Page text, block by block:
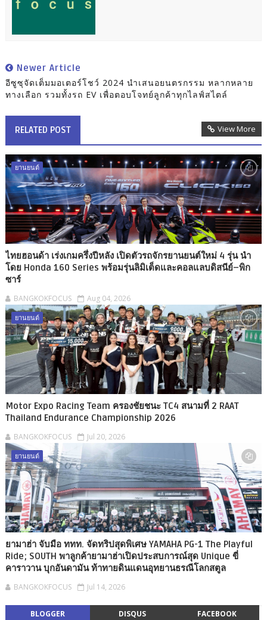
Newer Article
อีซูซุจัดเต็มมอเตอร์โชว์ 2024 นำเสนอยนตรกรรม หลากหลาย
ทางเลือก รวมทั้งรถ EV เพื่อตอบโจทย์ลูกค้าทุกไลฟ์สไตล์
RELATED POST View More
ยานยนต์
ไทยฮอนด้า เร่งเกมครึ่งปีหลัง เปิดตัวรถจักรยานยนต์ใหม่ 4 รุ่น นำ
โดย Honda 160 Series พร้อมรุ่นลิมิเต็ดและคอลแลบดิสนีย์–พิก
ซาร์
BANGKOKFOCUS Aug 04, 2026
ยานยนต์
Motor Expo Racing Team ครองชัยชนะ TC4 สนามที่ 2 RAAT
Thailand Endurance Championship 2026
BANGKOKFOCUS Jul 20, 2026
ยานยนต์
ยามาฮ่า จับมือ ททท. จัดทริปสุดพิเศษ YAMAHA PG-1 The Playful
Ride; SOUTH พาลูกค้ายามาฮ่าเปิดประสบการณ์สุด Unique ขี่
คาราวาน บุกอันดามัน ท้าทายดินแดนอุทยานธรณีโลกสตูล
BANGKOKFOCUS Jul 14, 2026
BLOGGER DISQUS FACEBOOK